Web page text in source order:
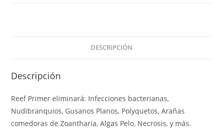
DESCRIPCIÓN
Descripción
Reef Primer eliminará: Infecciones bacterianas,
Nudibranquios, Gusanos Planos, Polyquetos, Arañas
comedoras de Zoantharia, Algas Pelo, Necrosis, y más.